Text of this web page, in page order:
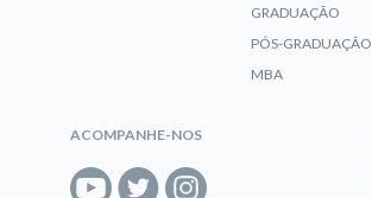
GRADUAÇÃO
PÓS-GRADUAÇÃO
MBA
ACOMPANHE-NOS